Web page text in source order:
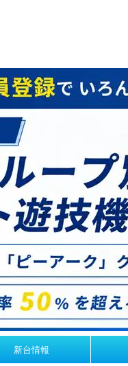
新台情報